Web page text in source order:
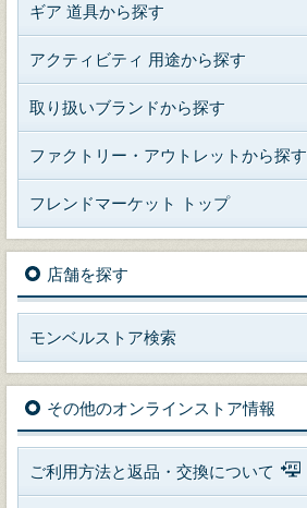
ギア 道具から探す
アクティビティ 用途から探す
取り扱いブランドから探す
ファクトリー・アウトレットから探す
フレンドマーケット トップ
店舗を探す
モンベルストア検索
その他のオンラインストア情報
ご利用方法と返品・交換について